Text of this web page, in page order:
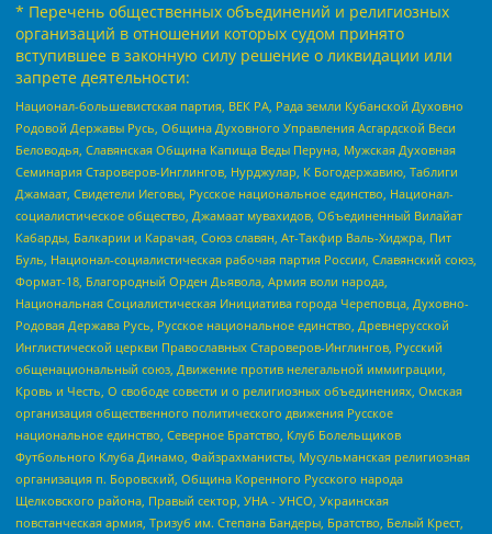
* Перечень общественных объединений и религиозных
организаций в отношении которых судом принято
вступившее в законную силу решение о ликвидации или
запрете деятельности:
Национал-большевистская партия, ВЕК РА, Рада земли Кубанской Духовно
Родовой Державы Русь, Община Духовного Управления Асгардской Веси
Беловодья, Славянская Община Капища Веды Перуна, Мужская Духовная
Семинария Староверов-Инглингов, Нурджулар, К Богодержавию, Таблиги
Джамаат, Свидетели Иеговы, Русское национальное единство, Национал-
социалистическое общество, Джамаат мувахидов, Объединенный Вилайат
Кабарды, Балкарии и Карачая, Союз славян, Ат-Такфир Валь-Хиджра, Пит
Буль, Национал-социалистическая рабочая партия России, Славянский союз,
Формат-18, Благородный Орден Дьявола, Армия воли народа,
Национальная Социалистическая Инициатива города Череповца, Духовно-
Родовая Держава Русь, Русское национальное единство, Древнерусской
Инглистической церкви Православных Староверов-Инглингов, Русский
общенациональный союз, Движение против нелегальной иммиграции,
Кровь и Честь, О свободе совести и о религиозных объединениях, Омская
организация общественного политического движения Русское
национальное единство, Северное Братство, Клуб Болельщиков
Футбольного Клуба Динамо, Файзрахманисты, Мусульманская религиозная
организация п. Боровский, Община Коренного Русского народа
Щелковского района, Правый сектор, УНА - УНСО, Украинская
повстанческая армия, Тризуб им. Степана Бандеры, Братство, Белый Крест,